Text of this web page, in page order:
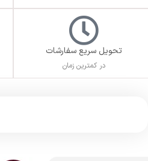
تحویل سریع سفارشات
در کمترین زمان